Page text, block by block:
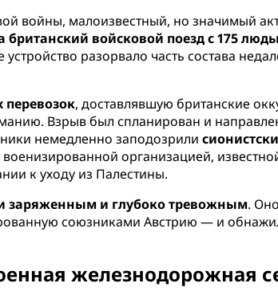
войны, малоизвестный, но значимый
британский войсковой поезд с 175
разорвало часть состава
, доставлявшую британские
Взрыв был спланирован и
немедленно заподозрили
организацией,
к уходу из Палестины.
заряженным и глубоко тревожным.
союзниками Австрию — и
железнодорожная